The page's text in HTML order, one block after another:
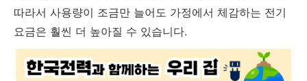
따라서 사용량이 조금만 늘어도 가정에서 체감하는 전기
요금은 훨씬 더 높아질 수 있습니다.